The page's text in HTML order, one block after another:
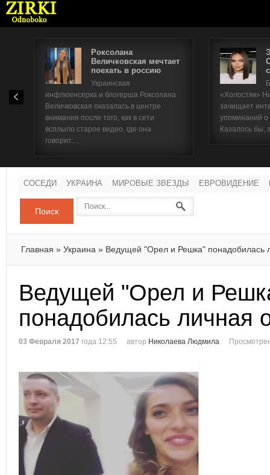
Роксолана
Величковская мечтает
поехать в россию
Украинская
инфлюенсерка и блогерша Роксолана
Величковская оказалась в центре
внимания после того, как в сети
всплыло старое видео, где она
говорит:...
«Холостяк»
зачищает
упоминаний
Казалось бы,
СОСЕДИ УКРАИНА МИРОВЫЕ ЗВЕЗДЫ ЕВРОВИДЕНИЕ
Поиск
Главная » Украина » Ведущей "Орел и Решка" понадобилась
Ведущей "Орел и
понадобилась личная
03 Февраля 2017 года 12:55 автор Николаева Людмила
Имя